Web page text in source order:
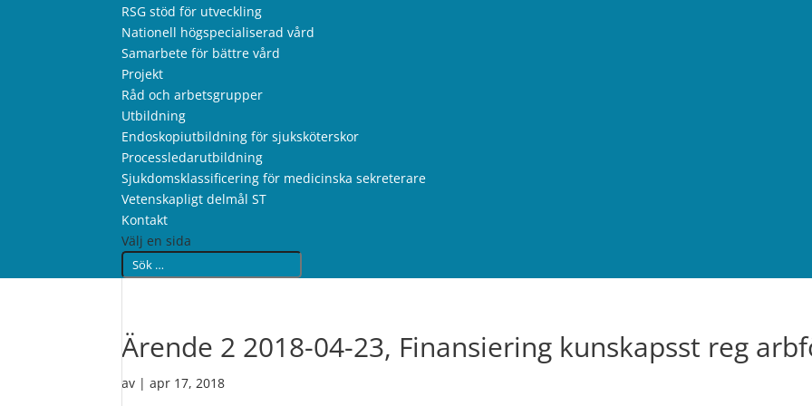
RSG stöd för utveckling
Nationell högspecialiserad vård
Samarbete för bättre vård
Projekt
Råd och arbetsgrupper
Utbildning
Endoskopiutbildning för sjuksköterskor
Processledarutbildning
Sjukdomsklassificering för medicinska sekreterare
Vetenskapligt delmål ST
Kontakt
Välj en sida
Ärende 2 2018-04-23, Finansiering kunskapsst reg
av |apr 17, 2018